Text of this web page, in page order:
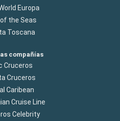
Europa
of the Seas
Toscana
compañías
Cruceros
Cruceros
Caribean
Cruise Line
Celebrity